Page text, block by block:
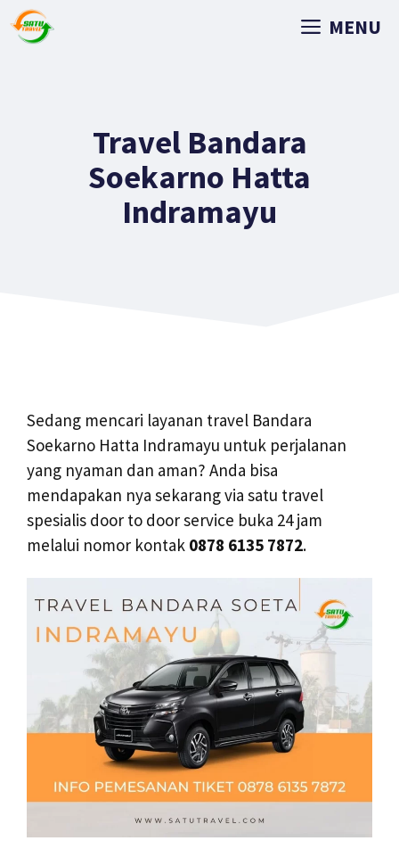
MENU
Travel Bandara
Soekarno Hatta
Indramayu
Sedang mencari layanan travel Bandara
Soekarno Hatta Indramayu untuk perjalanan
yang nyaman dan aman? Anda bisa
mendapakan nya sekarang via satu travel
spesialis door to door service buka 24 jam
melalui nomor kontak 0878 6135 7872.